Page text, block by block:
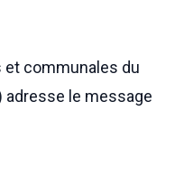
et communales du
adresse le message